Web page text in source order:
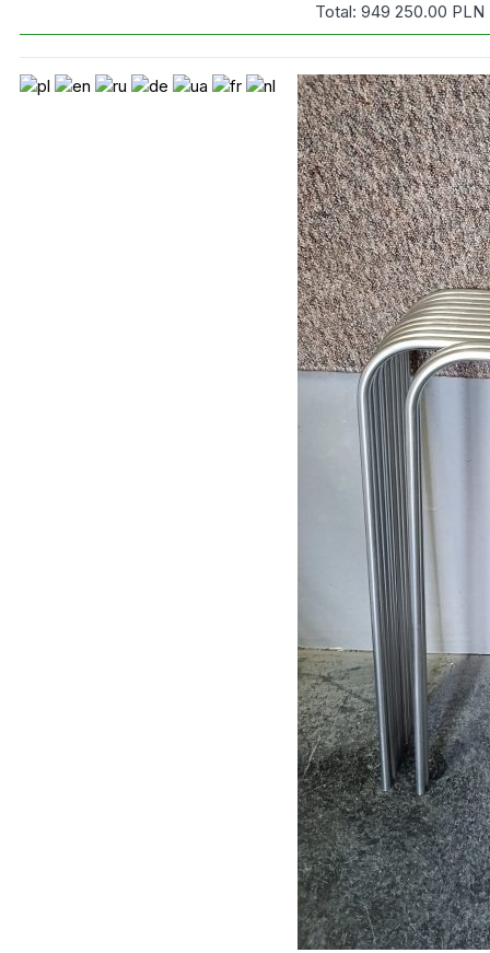
Total: 949 250.00 PLN